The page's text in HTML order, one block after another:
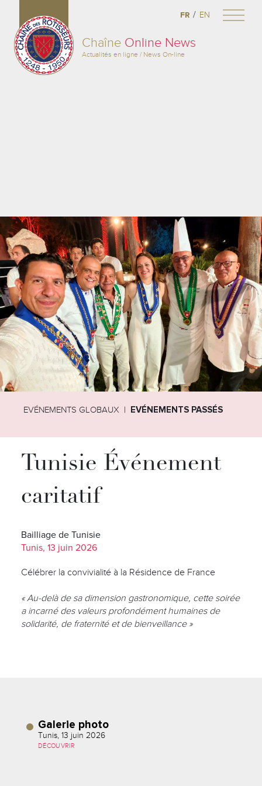
Chaîne Online News
Actualités en ligne / News On-line
FR / EN
EVÉNEMENTS GLOBAUX EVÉNEMENTS PASSÉS
Tunisie Événement
caritatif
Bailliage de Tunisie
Tunis, 13 juin 2026
Célébrer la convivialité à la Résidence de France
« Au-delà de sa dimension gastronomique, cette soirée
a incarné des valeurs profondément humaines de
solidarité, de fraternité et de bienveillance »
Galerie photo
Tunis, 13 juin 2026
DÉCOUVRIR